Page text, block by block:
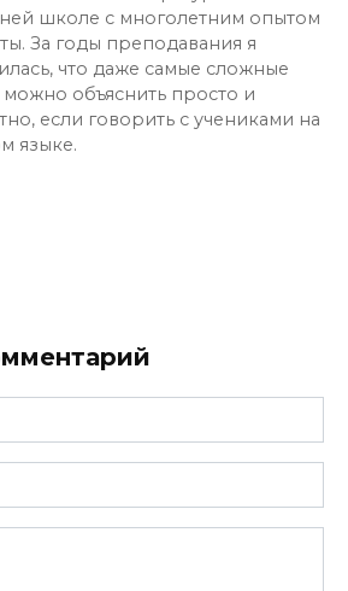
школе с многолетним опытом
За годы преподавания я
что даже самые сложные
объяснить просто и
если говорить с учениками на
языке.